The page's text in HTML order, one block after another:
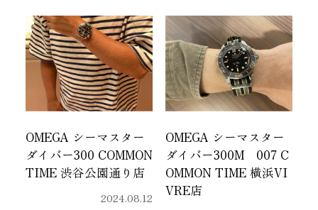
OMEGA シーマスター
ダイバー300 COMMON
TIME 渋谷公園通り店
2024.08.12
OMEGA シーマスター
ダイバー300M 007 C
OMMON TIME 横浜VI
VRE店